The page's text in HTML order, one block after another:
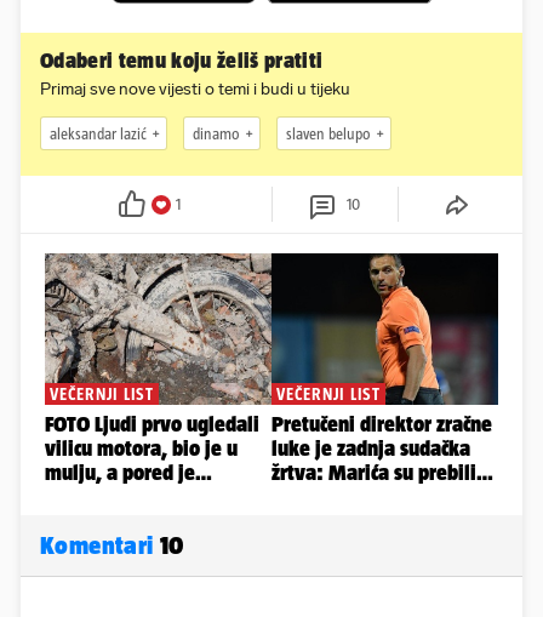
Odaberi temu koju želiš pratiti
Primaj sve nove vijesti o temi i budi u tijeku
aleksandar lazić dinamo slaven belupo
1 10
Komentari 10